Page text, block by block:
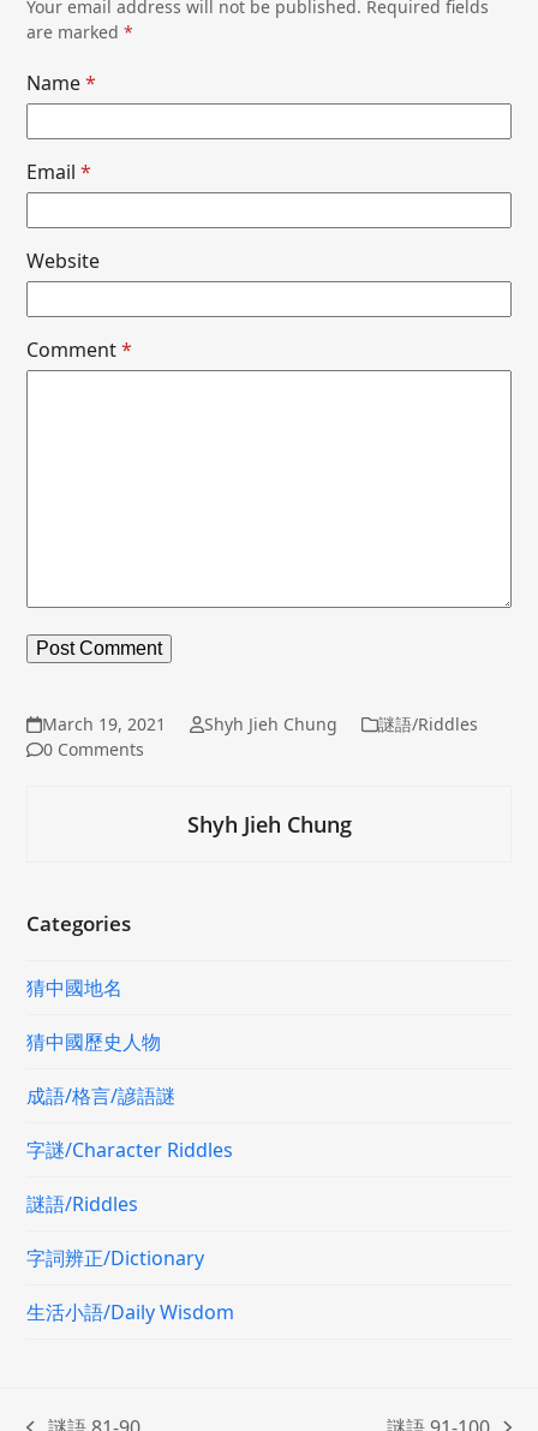
Your email address will not be published. Required fields
are marked*
Name*
Email*
Website
Comment*
March 19, 2021 Shyh Jieh Chung
謎語/Riddles
0 Comments
Shyh Jieh Chung
Categories
猜中國地名
猜中國歷史人物
成語/格言/諺語謎
字謎/Character Riddles
謎語/Riddles
字詞辨正/Dictionary
生活小語/Daily Wisdom